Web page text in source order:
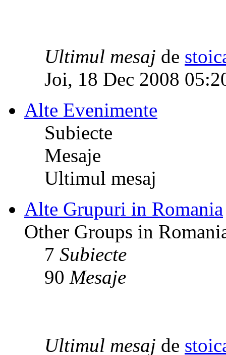
Ultimul mesaj de
Joi, 18 Dec 2008
Alte Evenimente
Subiecte
Mesaje
Ultimul mesaj
Alte Grupuri in Romania
Other Groups in
7 Subiecte
90 Mesaje
Ultimul mesaj de